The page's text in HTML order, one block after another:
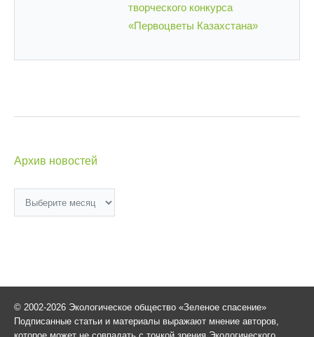
творческого конкурса
«Первоцветы Казахстана»
Архив новостей
новостей
© 2002-2026 Экологическое общество «Зеленое спасение»
Подписанные статьи и материалы выражают мнение авторов,